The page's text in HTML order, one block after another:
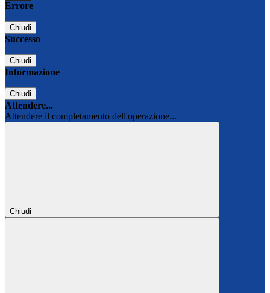
Errore
Chiudi
Successo
Chiudi
Informazione
Chiudi
Attendere...
Attendere il completamento dell'operazione...
Chiudi